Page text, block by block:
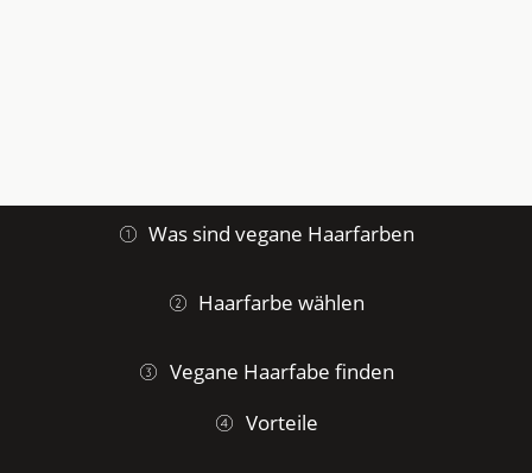
Was sind vegane Haarfarben
Haarfarbe wählen
Vegane Haarfabe finden
Vorteile